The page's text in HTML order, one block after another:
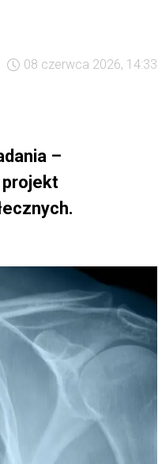
08 czerwca 2026, 14:33
–
projekt